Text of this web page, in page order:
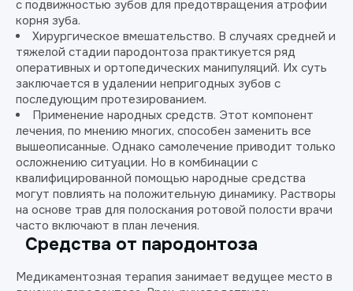
с подвижностью зубов для предотвращения атрофии
корня зуба.
Хирургическое вмешательство. В случаях средней и
тяжелой стадии пародонтоза практикуется ряд
оперативных и ортопедических манипуляций. Их суть
заключается в удалении непригодных зубов с
последующим протезированием.
Применение народных средств. Этот компонент
лечения, по мнению многих, способен заменить все
вышеописанные. Однако самолечение приводит только
осложнению ситуации. Но в комбинации с
квалифицированной помощью народные средства
могут повлиять на положительную динамику. Растворы
на основе трав для полоскания ротовой полости врачи
часто включают в план лечения.
Средства от пародонтоза
Медикаментозная терапия занимает ведущее место в